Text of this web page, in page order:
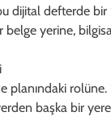
dijital defterde bir
yerine,
rolüne.
başka bir